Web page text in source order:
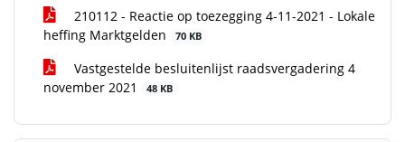
210112 - Reactie op toezegging 4-11-2021 - Lokale
heffing Marktgelden
70 KB
Vastgestelde besluitenlijst raadsvergadering 4
november 2021
48 KB